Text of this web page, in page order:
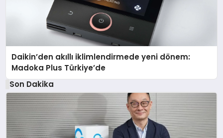
Daikin’den akıllı iklimlendirmede yeni dönem:
Madoka Plus Türkiye’de
Son Dakika